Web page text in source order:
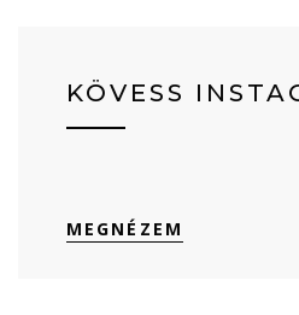
KÖVESS
MEGNÉZEM